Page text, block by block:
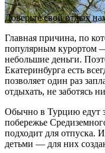
Доверьте свой отдых
Главная причина, по
популярным курортом —
небольшие деньги.
Екатеринбурга есть
позволяет один раз
отдыхать, не заботясь
Обычно в Турцию едут
побережье
подходит для отпуска.
детьми — для них